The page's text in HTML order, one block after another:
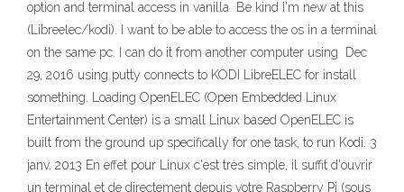
option and terminal access in vanilla Be kind I'm new at this
(Libreelec/kodi). I want to be able to access the os in a terminal
on the same pc. I can do it from another computer using Dec
29, 2016 using putty connects to KODI LibreELEC for install
something. Loading OpenELEC (Open Embedded Linux
Entertainment Center) is a small Linux based OpenELEC is
built from the ground up specifically for one task, to run Kodi. 3
janv. 2013 En effet pour Linux c'est très simple, il suffit d'ouvrir
un terminal et de directement depuis votre Raspberry Pi (sous